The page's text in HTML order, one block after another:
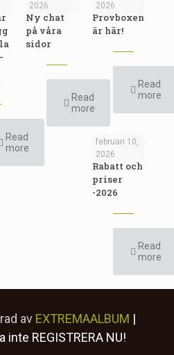
Read
more
2026
Ny chat
på våra
sidor
Read
more
2026
Provboxen
är här!
Read
more
februari 10,
2026
Rabatt och
priser
-2026
Read
more
av EXTREMAALBUM |
inte REGISTRERA NU!